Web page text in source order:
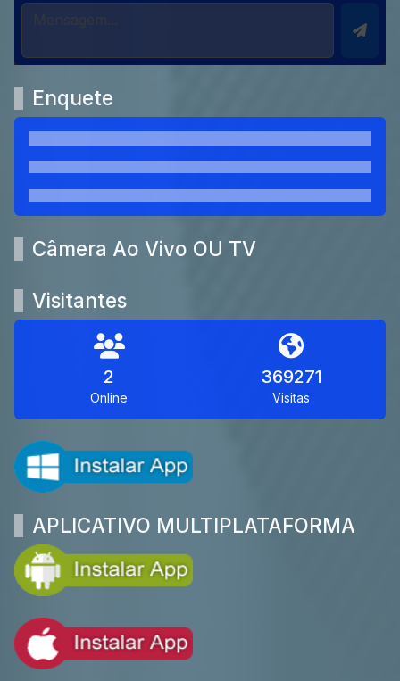
Enquete
Câmera Ao Vivo OU TV
Visitantes
2
Online
369271
Visitas
APLICATIVO MULTIPLATAFORMA